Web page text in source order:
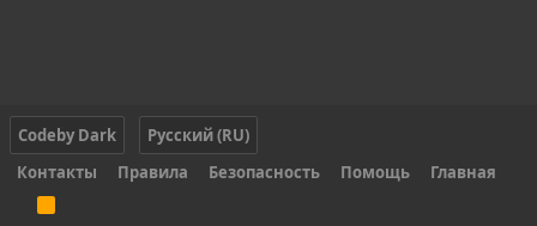
Codeby Dark
Русский (RU)
Контакты
Правила Безопасность Помощь Главная